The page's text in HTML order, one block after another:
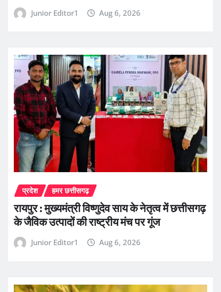
Junior Editor1 Aug 6, 2026
प्रदेश हमर छत्तीसगढ़
रायपुर : मुख्यमंत्री विष्णुदेव साय के नेतृत्व में छत्तीसगढ़
के जैविक उत्पादों की राष्ट्रीय मंच पर गूंज
Junior Editor1 Aug 6, 2026